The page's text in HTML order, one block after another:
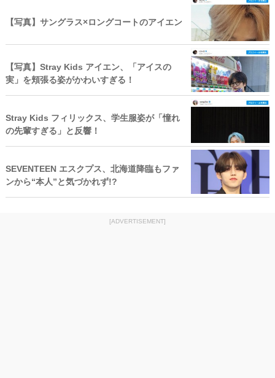
【写真】サングラス×ロングコートのアイエン
【写真】Stray Kids アイエン、「アイスの
実」を頬張る姿がかわいすぎる！
Stray Kids フィリックス、学生服姿が「憧れ
の先輩すぎる」と反響！
SEVENTEEN エスクプス、北海道降臨もファ
ンから“本人”と気づかれず!?
[ADVERTISEMENT]